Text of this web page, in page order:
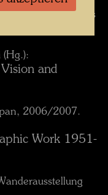
Last Graphic Works
2001.
and
2006/2007.
Work 1951-